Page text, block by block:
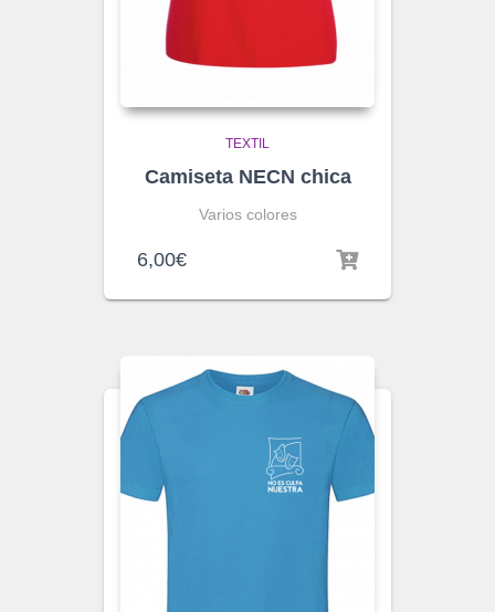
TEXTIL
Camiseta NECN chica
Varios colores
6,00€